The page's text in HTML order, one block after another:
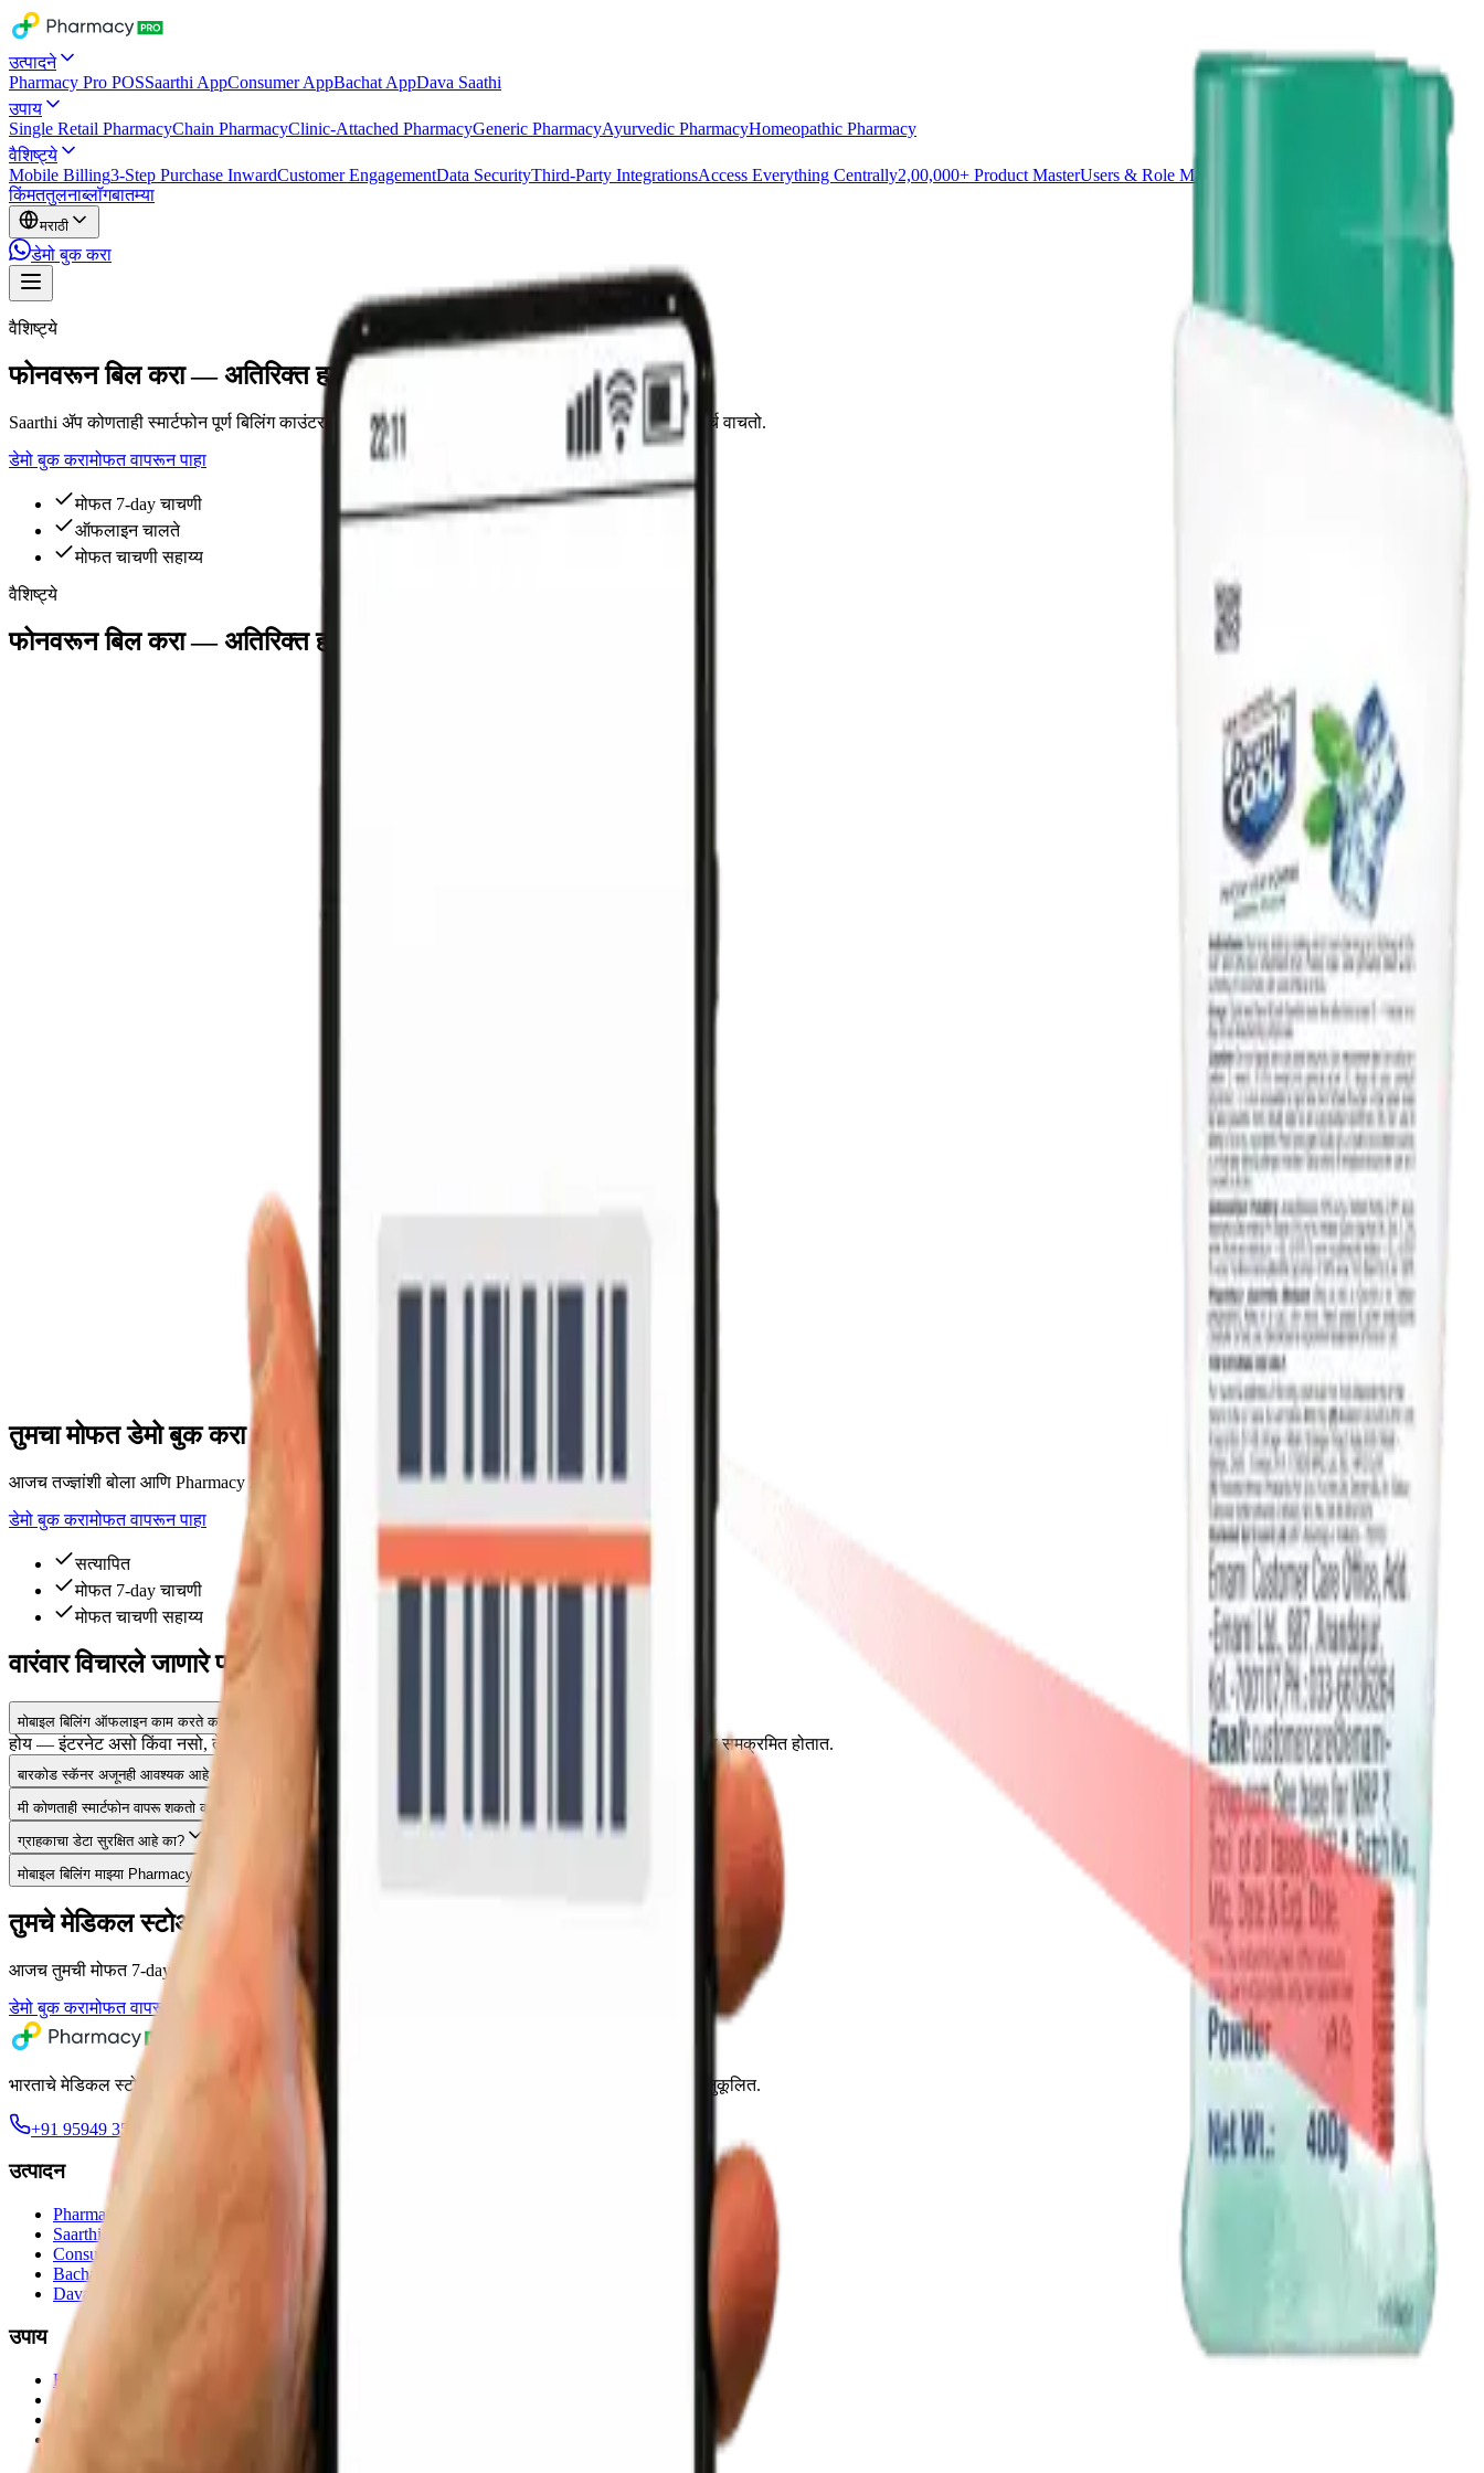
उत्पादने
Pharmacy Pro POSSaarthi AppConsumer AppBachat AppDava Saathi
उपाय
Single Retail PharmacyChain PharmacyClinic-Attached PharmacyGeneric PharmacyAyurvedic PharmacyHomeopathic Pharmacy
वैशिष्ट्ये
Mobile Billing3-Step Purchase InwardCustomer EngagementData SecurityThird-Party IntegrationsAccess Everything Centrally2,00,000+ Product MasterUsers & Role Management
किंमततुलनाब्लॉगबातम्या
मराठी
डेमो बुक करा
वैशिष्ट्ये
फोनवरून बिल करा — अतिरिक्त हार्डवेअर नको
Saarthi ॲप कोणताही स्मार्टफोन पूर्ण बिलिंग काउंटरमध्ये रूपांतरित करतो, ज्यामुळे ₹30,000–₹45,000 हार्डवेअर खर्च वाचतो.
डेमो बुक करामोफत वापरून पाहा
मोफत 7-day चाचणी
ऑफलाइन चालते
मोफत चाचणी सहाय्य
वैशिष्ट्ये
फोनवरून बिल करा — अतिरिक्त हार्डवेअर नको
Saarthi फक्त तुमच्या सर्व्हरच्या त्याच स्थानिक नेटवर्कवर चालतो — दुकानाबाहेरून वापरता येत नाही.
मोबाइल काउंटर आणि मुख्य POS वरील स्टॉक प्रत्येक विक्रीसह समक्रमित राहतो — दिवसाअखेर जुळवणी आवश्यक नाही.
तुमचा मोफत डेमो बुक करा
आजच तज्ज्ञांशी बोला आणि Pharmacy Pro प्रत्यक्ष पाहा.
डेमो बुक करामोफत वापरून पाहा
सत्यापित
मोफत 7-day चाचणी
मोफत चाचणी सहाय्य
वारंवार विचारले जाणारे प्रश्न
मोबाइल बिलिंग ऑफलाइन काम करते का?
होय — इंटरनेट असो किंवा नसो, ते तुमच्या स्थानिक नेटवर्कवर काम करते. बिले आणि स्टॉक मुख्य सिस्टमशी आपोआप समक्रमित होतात.
बारकोड स्कॅनर अजूनही आवश्यक आहे का?
मी कोणताही स्मार्टफोन वापरू शकतो का?
ग्राहकाचा डेटा सुरक्षित आहे का?
मोबाइल बिलिंग माझ्या Pharmacy Pro प्लॅनमध्ये काय जोडते?
तुमचे मेडिकल स्टोअर सोपे करायला तयार आहात?
आजच तुमची मोफत 7-day चाचणी सुरू करा किंवा वैयक्तिक डेमो बुक करा.
डेमो बुक करामोफत वापरून पाहा
भारताचे मेडिकल स्टोअर व्यवस्थापन सॉफ्टवेअर — तुमचा ताण कमी करण्यासाठी आणि कार्यक्षमता वाढवण्यासाठी सानुकूलित.
+91 95949 35199 WhatsApp वर चॅट करा
उत्पादन
Pharmacy Pro POS
Saarthi App
Consumer App
Bachat App
Dava Saathi
उपाय
Retail Pharmacy